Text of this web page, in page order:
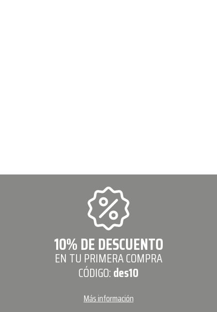
10% DE DESCUENTO
EN TU PRIMERA COMPRA
CÓDIGO:des10
Más información